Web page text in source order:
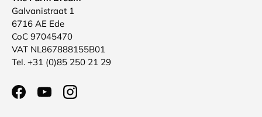
Galvanistraat 1
6716 AE Ede
CoC 97045470
VAT NL867888155B01
Tel. +31 (0)85 250 21 29
FacebookYouTubeInstagram